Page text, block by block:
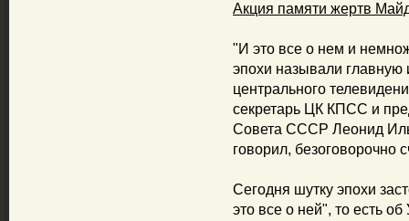
Акция памяти жертв
"И это все о нем и
эпохи называли
центрального
секретарь ЦК КПСС и
Совета СССР Леонид
говорил, безоговорочно
Сегодня шутку эпохи
это все о ней", то есть